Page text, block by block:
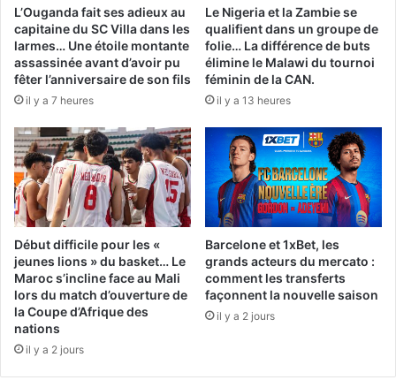
L’Ouganda fait ses adieux au
capitaine du SC Villa dans les
larmes… Une étoile montante
assassinée avant d’avoir pu
fêter l’anniversaire de son fils
il y a 7 heures
Le Nigeria et la Zambie se
qualifient dans un groupe de
folie… La différence de buts
élimine le Malawi du tournoi
féminin de la CAN.
il y a 13 heures
Début difficile pour les «
jeunes lions » du basket… Le
Maroc s’incline face au Mali
lors du match d’ouverture de
la Coupe d’Afrique des
nations
il y a 2 jours
Barcelone et 1xBet, les
grands acteurs du mercato :
comment les transferts
façonnent la nouvelle saison
il y a 2 jours